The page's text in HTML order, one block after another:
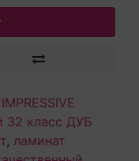
32 класс ДУБ
, ламинат